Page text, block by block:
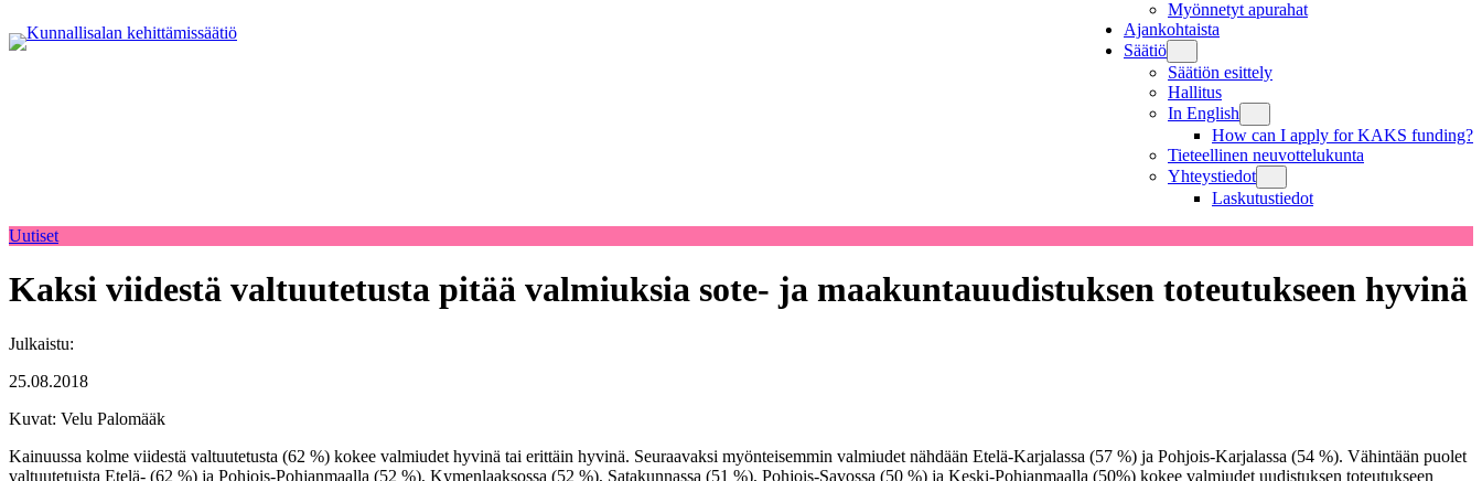
Myönnetyt apurahat
Ajankohtaista
Säätiö
Säätiön esittely
Hallitus
In English
How can I apply for KAKS funding?
Tieteellinen neuvottelukunta
Yhteystiedot
Laskutustiedot
Uutiset
Kaksi viidestä valtuutetusta pitää valmiuksia sote- ja maakuntauudistuksen toteutukseen hyvinä
Julkaistu:
25.08.2018
Kuvat: Velu Palomääk
Kainuussa kolme viidestä valtuutetusta (62 %) kokee valmiudet hyvinä tai erittäin hyvinä. Seuraavaksi myönteisemmin valmiudet nähdään Etelä-Karjalassa (57 %) ja Pohjois-Karjalassa (54 %). Vähintään puolet
valtuutetuista Etelä- (62 %) ja Pohjois-Pohjanmaalla (52 %), Kymenlaaksossa (52 %), Satakunnassa (51 %), Pohjois-Savossa (50 %) ja Keski-Pohjanmaalla (50%) kokee valmiudet uudistuksen toteutukseen